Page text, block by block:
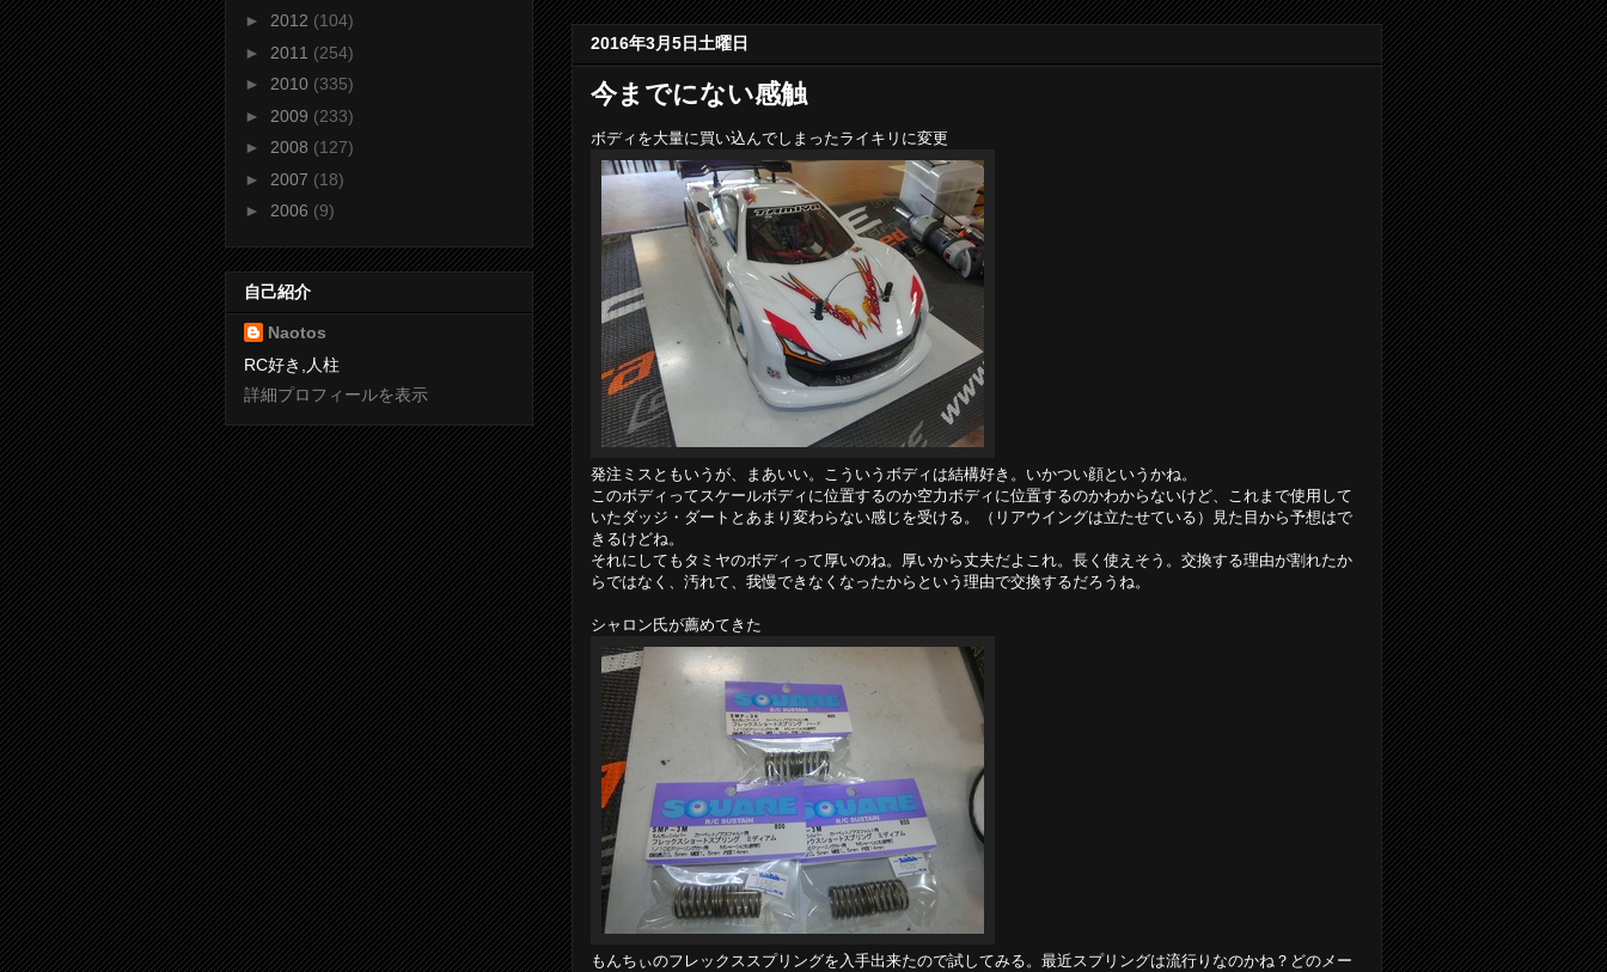
2016年3月5日土曜日
今までにない感触
ボディを大量に買い込んでしまったライキリに変更
発注ミスともいうが、まあいい。こういうボディは結構好き。いかつい顔というかね。
このボディってスケールボディに位置するのか空力ボディに位置するのかわからないけど、これまで使用して
いたダッジ・ダートとあまり変わらない感じを受ける。（リアウイングは立たせている）見た目から予想はで
きるけどね。
それにしてもタミヤのボディって厚いのね。厚いから丈夫だよこれ。長く使えそう。交換する理由が割れたか
らではなく、汚れて、我慢できなくなったからという理由で交換するだろうね。
シャロン氏が薦めてきた
もんちぃのフレックススプリングを入手出来たので試してみる。最近スプリングは流行りなのかね？どのメー
► 2012 (104)
► 2011 (254)
► 2010 (335)
► 2009 (233)
► 2008 (127)
► 2007 (18)
► 2006 (9)
自己紹介
Naotos
RC好き,人柱
詳細プロフィールを表示